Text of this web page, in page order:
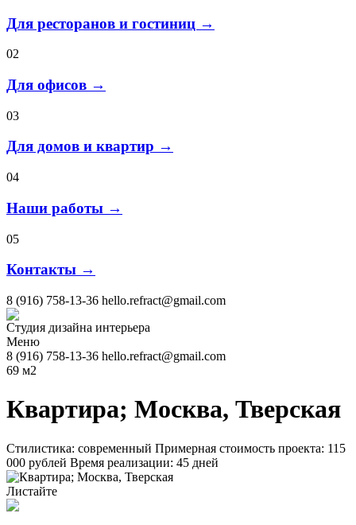
Для ресторанов и гостиниц →
02
Для офисов →
03
Для домов и квартир →
04
Наши работы →
05
Контакты →
8 (916) 758-13-36 hello.refract@gmail.com
Студия дизайна интерьера
Меню
8 (916) 758-13-36 hello.refract@gmail.com
69 м2
Квартира; Москва, Тверская
Стилистика: современный Примерная стоимость проекта: 115
000 рублей Время реализации: 45 дней
Листайте